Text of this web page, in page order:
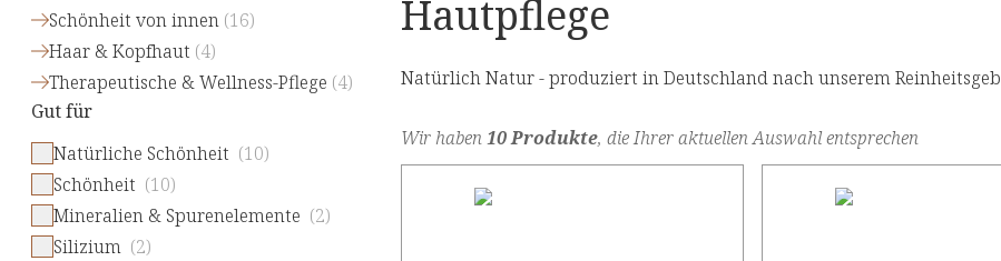
Schönheit von innen (16)
Haar & Kopfhaut (4)
Therapeutische & Wellness-Pflege (4)
Gut für
Natürliche Schönheit (10)
Schönheit (10)
Mineralien & Spurenelemente (2)
Silizium (2)
Hautpflege
Natürlich Natur - produziert in Deutschland nach unserem
Wir haben10 Produkte, die Ihrer aktuellen Auswahl entsprechen